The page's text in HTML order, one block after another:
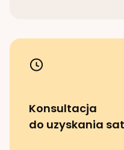
Konsultacja
do uzyskania